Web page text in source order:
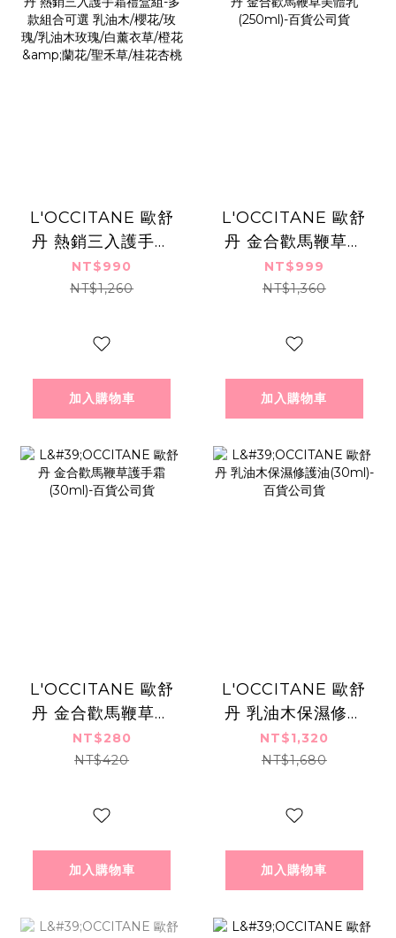
L'OCCITANE 歐舒
丹 熱銷三入護手霜
禮盒組-多款組合可
選 乳油木/櫻花/玫
衣草/橙花&蘭花/聖
NT$990
NT$1,260
加入購物車
L'OCCITANE 歐舒
丹 金合歡馬鞭草美
體乳(250ml)-百貨
公司貨
NT$999
NT$1,360
加入購物車
L'OCCITANE 歐舒
丹 金合歡馬鞭草護
手霜(30ml)-百貨公
司貨
NT$280
NT$420
加入購物車
L'OCCITANE 歐舒
丹 乳油木保濕修護
油(30ml)-百貨公司
貨
NT$1,320
NT$1,680
加入購物車